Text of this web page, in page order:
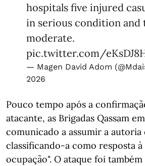
hospitals five injured
in serious condition and
moderate.
pic.twitter.com/
— Magen David Adom
2026
Pouco tempo após a
atacante, as Brigadas Qassam
comunicado a assumir a autoria
classificando-a como resposta à
ocupação". O ataque foi